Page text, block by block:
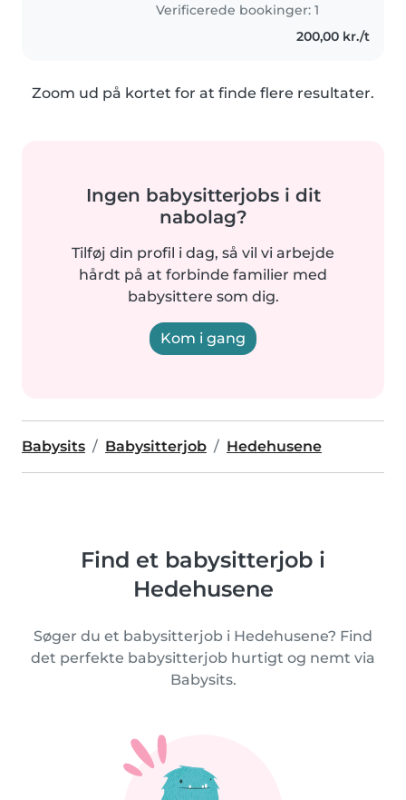
Verificerede bookinger: 1
200,00 kr./t
Zoom ud på kortet for at finde flere resultater.
Ingen babysitterjobs i dit
nabolag?
Tilføj din profil i dag, så vil vi arbejde
hårdt på at forbinde familier med
babysittere som dig.
Kom i gang
Babysits Babysitterjob Hedehusene
Find et babysitterjob i
Hedehusene
Søger du et babysitterjob i Hedehusene? Find
det perfekte babysitterjob hurtigt og nemt via
Babysits.